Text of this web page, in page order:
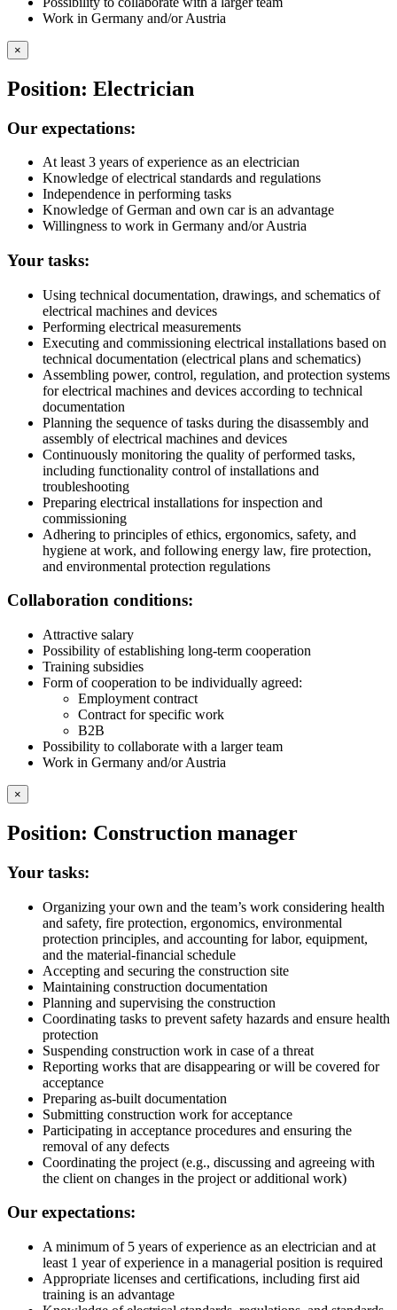
Work in Germany and/or Austria
×
Position: Electrician
Our expectations:
At least 3 years of experience as an electrician
Knowledge of electrical standards and regulations
Independence in performing tasks
Knowledge of German and own car is an advantage
Willingness to work in Germany and/or Austria
Your tasks:
Using technical documentation, drawings, and schematics of
electrical machines and devices
Performing electrical measurements
Executing and commissioning electrical installations based on
technical documentation (electrical plans and schematics)
Assembling power, control, regulation, and protection systems
for electrical machines and devices according to technical
documentation
Planning the sequence of tasks during the disassembly and
assembly of electrical machines and devices
Continuously monitoring the quality of performed tasks,
including functionality control of installations and
troubleshooting
Preparing electrical installations for inspection and
commissioning
Adhering to principles of ethics, ergonomics, safety, and
hygiene at work, and following energy law, fire protection,
and environmental protection regulations
Collaboration conditions:
Attractive salary
Possibility of establishing long-term cooperation
Training subsidies
Form of cooperation to be individually agreed:
Employment contract
Contract for specific work
B2B
Possibility to collaborate with a larger team
Work in Germany and/or Austria
×
Position: Construction manager
Your tasks:
Organizing your own and the team’s work considering health
and safety, fire protection, ergonomics, environmental
protection principles, and accounting for labor, equipment,
and the material-financial schedule
Accepting and securing the construction site
Maintaining construction documentation
Planning and supervising the construction
Coordinating tasks to prevent safety hazards and ensure health
protection
Suspending construction work in case of a threat
Reporting works that are disappearing or will be covered for
acceptance
Preparing as-built documentation
Submitting construction work for acceptance
Participating in acceptance procedures and ensuring the
removal of any defects
Coordinating the project (e.g., discussing and agreeing with
the client on changes in the project or additional work)
Our expectations:
A minimum of 5 years of experience as an electrician and at
least 1 year of experience in a managerial position is required
Appropriate licenses and certifications, including first aid
training is an advantage